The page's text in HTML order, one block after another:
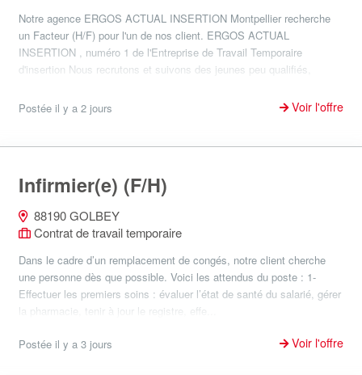
Notre agence ERGOS ACTUAL INSERTION Montpellier recherche
un Facteur (H/F) pour l'un de nos client. ERGOS ACTUAL
INSERTION , numéro 1 de l'Entreprise de Travail Temporaire
d'insertion Nous recrutons et suivons des jeunes peu qualifiés,
Postée il y a 2 jours
Voir l'offre
Infirmier(e) (F/H)
88190 GOLBEY
Contrat de travail temporaire
Dans le cadre d’un remplacement de congés, notre client cherche
une personne dès que possible. Voici les attendus du poste : 1-
Effectuer les premiers soins : évaluer l’état de santé du salarié, gérer
la pharmacie, tenir à jour le registre, effe...
Postée il y a 3 jours Voir l'offre